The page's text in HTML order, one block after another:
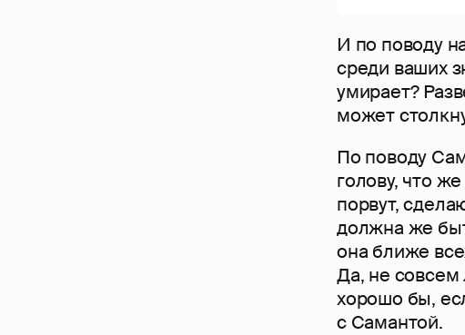
И по поводу
среди ваших
умирает?
может
По поводу
голову, что
порвут,
должна же
она ближе
Да, не совсем
хорошо бы,
с Самантой.